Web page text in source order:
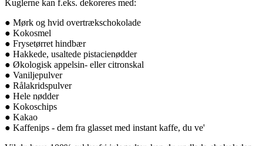
Kuglerne kan f.eks. dekoreres med:
● Mørk og hvid overtrækschokolade
● Kokosmel
● Frysetørret hindbær
● Hakkede, usaltede pistacienødder
● Økologisk appelsin- eller citronskal
● Vaniljepulver
● Rålakridspulver
● Hele nødder
● Kokoschips
● Kakao
● Kaffenips - dem fra glasset med instant kaffe, du ve'